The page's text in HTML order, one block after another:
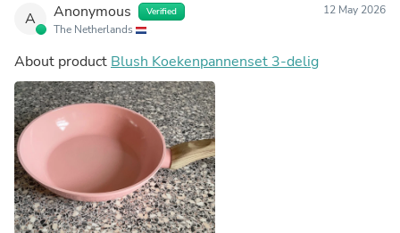
A Anonymous Verified
The Netherlands
12 May 2026
About product Blush Koekenpannenset 3-delig